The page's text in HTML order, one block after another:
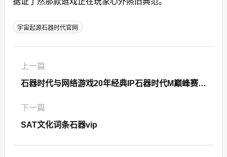
宇宙起源石器时代官网
上一篇
石器时代与网络游戏20年经典IP石器时代M巅峰赛S2一触即发
下一篇
SAT文化词条石器vip